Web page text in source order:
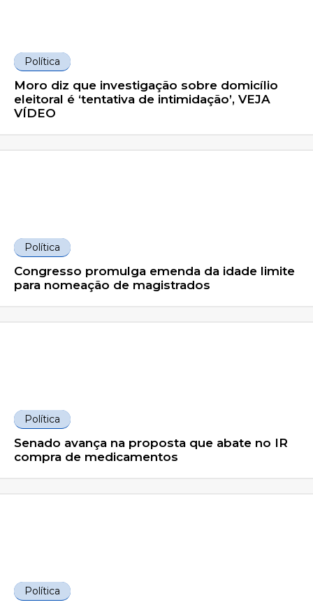
Política
Moro diz que investigação sobre domicílio
eleitoral é ‘tentativa de intimidação’, VEJA
VÍDEO
Política
Congresso promulga emenda da idade limite
para nomeação de magistrados
Política
Senado avança na proposta que abate no IR
compra de medicamentos
Política